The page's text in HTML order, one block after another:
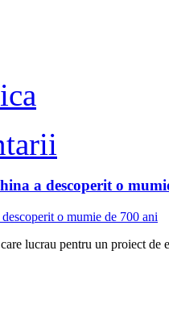
a descoperit o
lucrau pentru un proiect